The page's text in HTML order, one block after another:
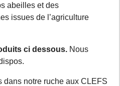
abeilles et des
issues de l’agriculture
ci dessous. Nous
dans notre ruche aux CLEFS